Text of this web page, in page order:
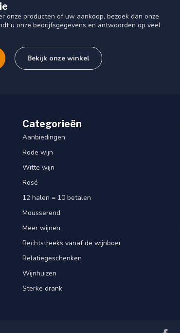
onze producten of uw aankoop, bezoek dan onze
u onze bedrijfsgegevens en antwoorden op veel
Bekijk onze winkel
Categorieën
Aanbiedingen
Rode wijn
Witte wijn
Rosé
12 halen = 10 betalen
Mousserend
Meer wijnen
Rechtstreeks vanaf de wijnboer
Relatiegeschenken
Wijnhuizen
Sterke drank